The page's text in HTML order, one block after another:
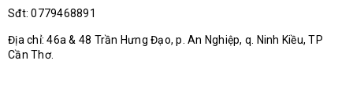
Sđt: 0779468891
Địa chỉ: 46a & 48 Trần Hưng Đạo, p. An Nghiệp, q. Ninh Kiều, TP
Cần Thơ.